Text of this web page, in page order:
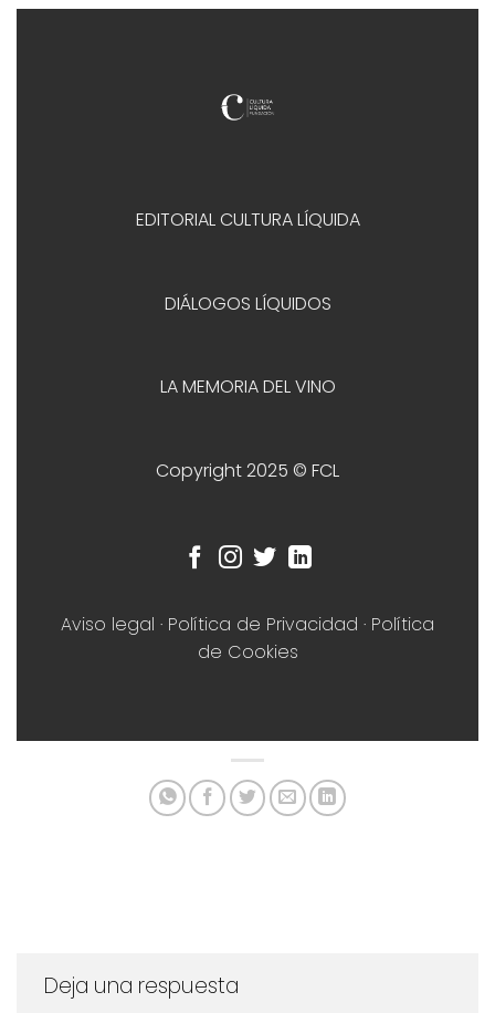
EDITORIAL CULTURA LÍQUIDA
DIÁLOGOS LÍQUIDOS
LA MEMORIA DEL VINO
Copyright 2025 © FCL
Aviso legal · Política de Privacidad · Política
de Cookies
Deja una respuesta